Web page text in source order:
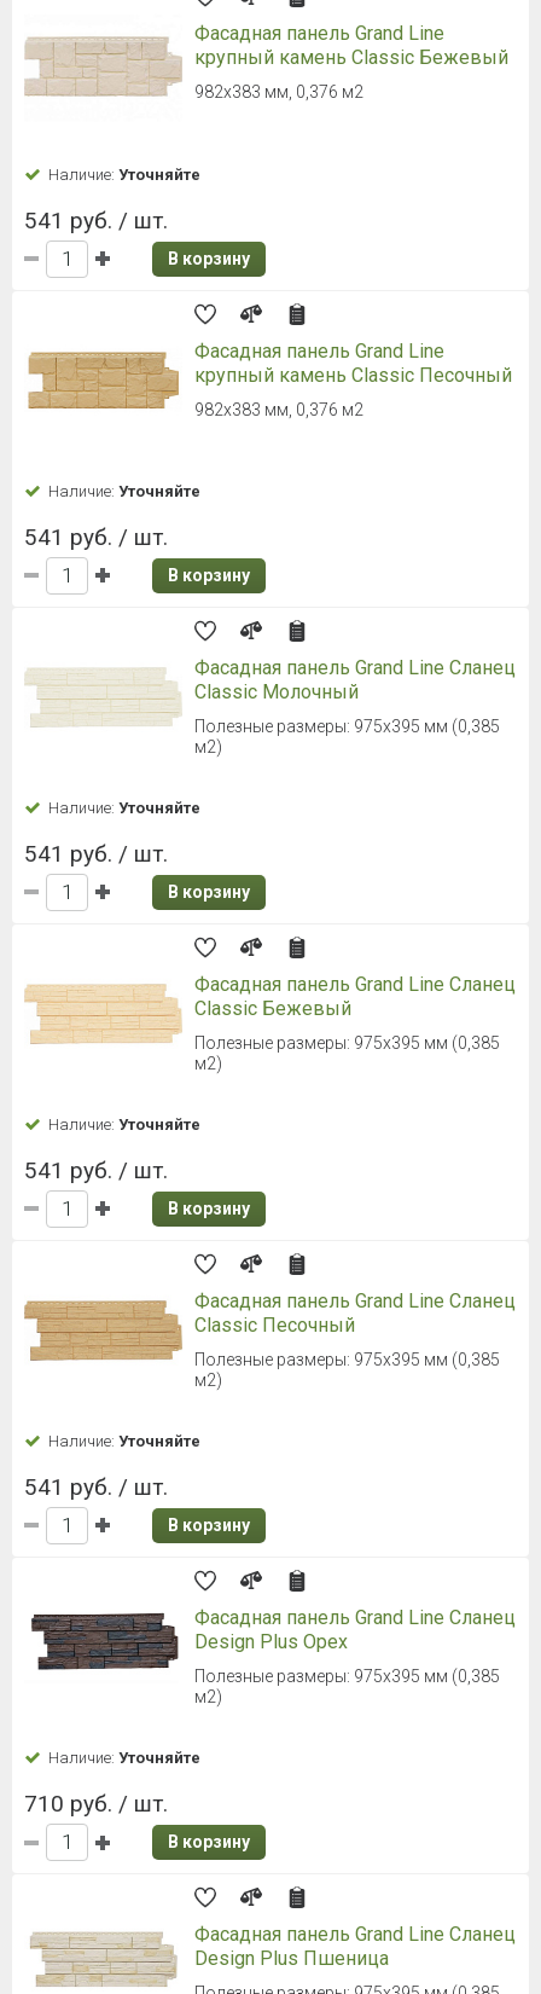
Фасадная панель Grand Line
крупный камень Classic Бежевый
982х383 мм, 0,376 м2
Наличие: Уточняйте
541 руб. / шт.
В корзину
Фасадная панель Grand Line
крупный камень Classic Песочный
982х383 мм, 0,376 м2
Наличие: Уточняйте
541 руб. / шт.
В корзину
Фасадная панель Grand Line Сланец
Classic Молочный
Полезные размеры: 975х395 мм (0,385
м2)
Наличие: Уточняйте
541 руб. / шт.
В корзину
Фасадная панель Grand Line Сланец
Classic Бежевый
Полезные размеры: 975х395 мм (0,385
м2)
Наличие: Уточняйте
541 руб. / шт.
В корзину
Фасадная панель Grand Line Сланец
Classic Песочный
Полезные размеры: 975х395 мм (0,385
м2)
Наличие: Уточняйте
541 руб. / шт.
В корзину
Фасадная панель Grand Line Сланец
Design Plus Орех
Полезные размеры: 975х395 мм (0,385
м2)
Наличие: Уточняйте
710 руб. / шт.
В корзину
Фасадная панель Grand Line Сланец
Design Plus Пшеница